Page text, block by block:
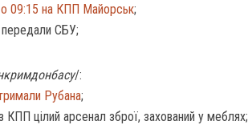
09:15 на КПП Майорськ;
СБУ;
/:
Рубана;
цілий арсенал зброї, захований у меблях;